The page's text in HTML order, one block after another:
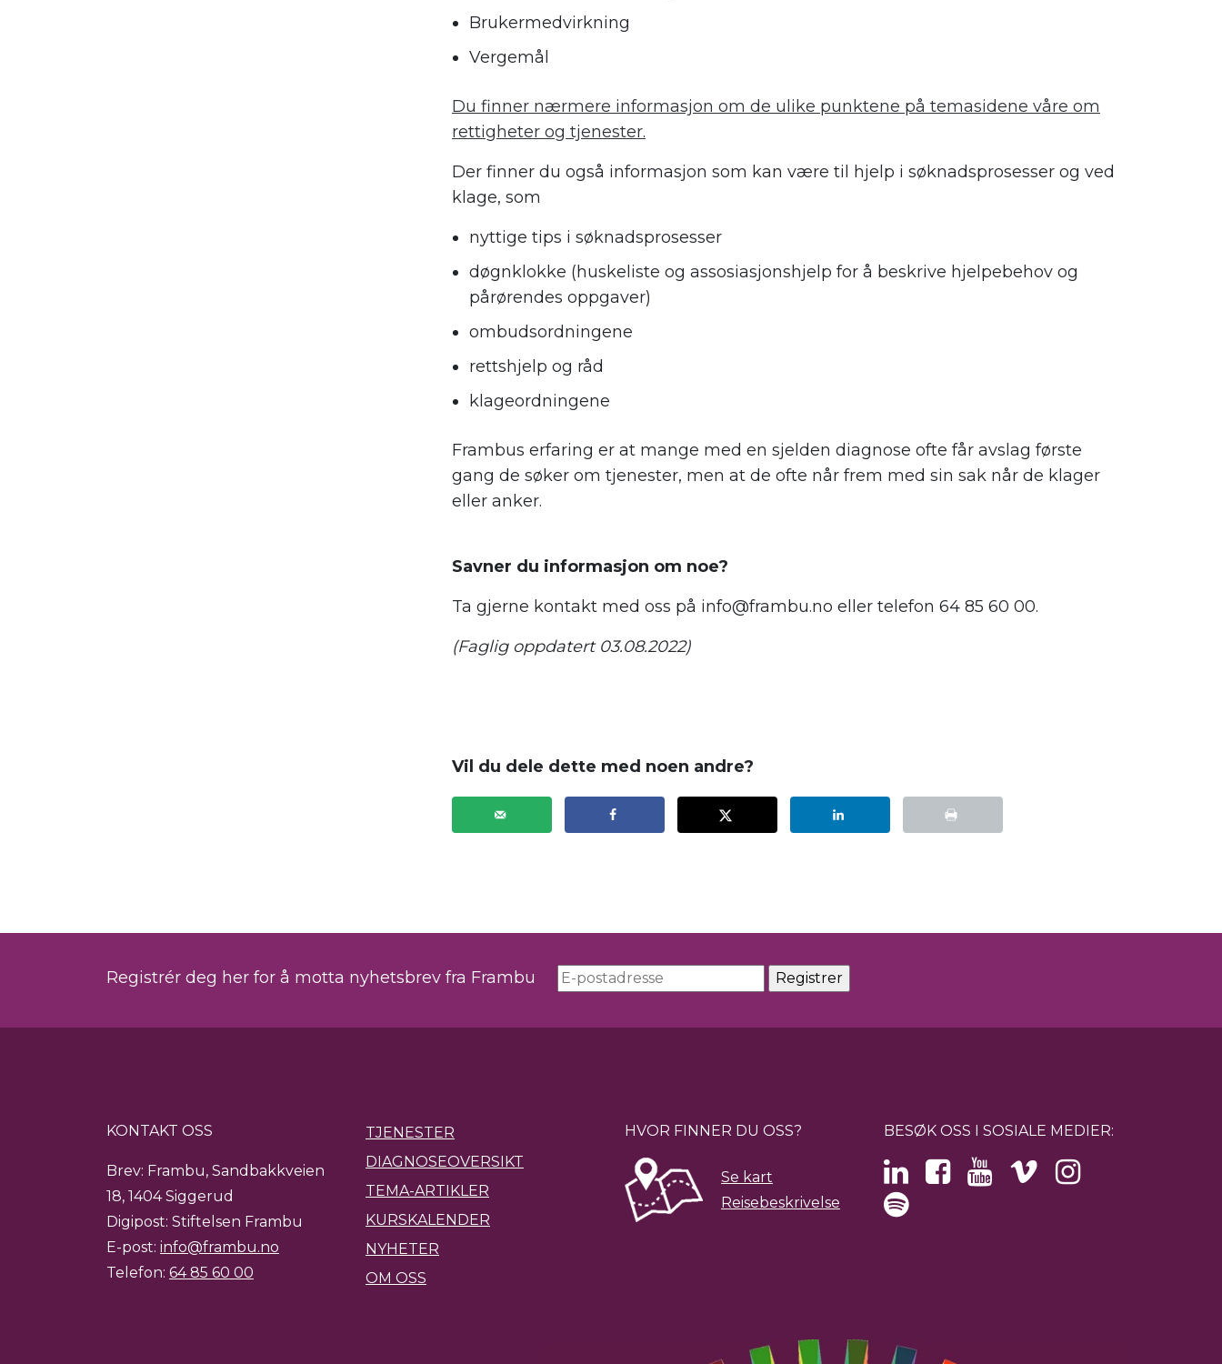
Brukermedvirkning
Vergemål
Du finner nærmere informasjon om de ulike punktene på temasidene våre om
rettigheter og tjenester.
Der finner du også informasjon som kan være til hjelp i søknadsprosesser og ved
klage, som
nyttige tips i søknadsprosesser
døgnklokke (huskeliste og assosiasjonshjelp for å beskrive hjelpebehov og
pårørendes oppgaver)
ombudsordningene
rettshjelp og råd
klageordningene
Frambus erfaring er at mange med en sjelden diagnose ofte får avslag første
gang de søker om tjenester, men at de ofte når frem med sin sak når de klager
eller anker.
Savner du informasjon om noe?
Ta gjerne kontakt med oss på info@frambu.no eller telefon 64 85 60 00.
(Faglig oppdatert 03.08.2022)
Vil du dele dette med noen andre?
Registrér deg her for å motta nyhetsbrev fra Frambu
KONTAKT OSS
Brev: Frambu, Sandbakkveien
18, 1404 Siggerud
Digipost: Stiftelsen Frambu
E-post: info@frambu.no
Telefon: 64 85 60 00
TJENESTER
DIAGNOSEOVERSIKT
TEMA-ARTIKLER
KURSKALENDER
NYHETER
OM OSS
HVOR FINNER DU OSS?
Se kart
Reisebeskrivelse
BESØK OSS I SOSIALE MEDIER: